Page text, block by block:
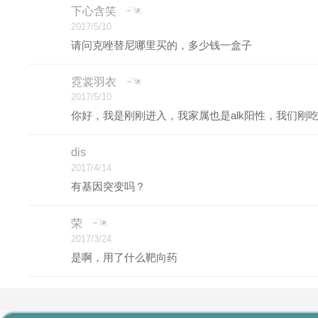
下心含笑
2017/5/10
请问克唑替尼哪里买的，多少钱一盒子
霓裳羽衣
2017/5/10
你好，我是刚刚进入，我家属也是alk阳性，我们刚
dis
2017/4/14
有基因突变吗？
荣
2017/3/24
是啊，用了什么靶向药